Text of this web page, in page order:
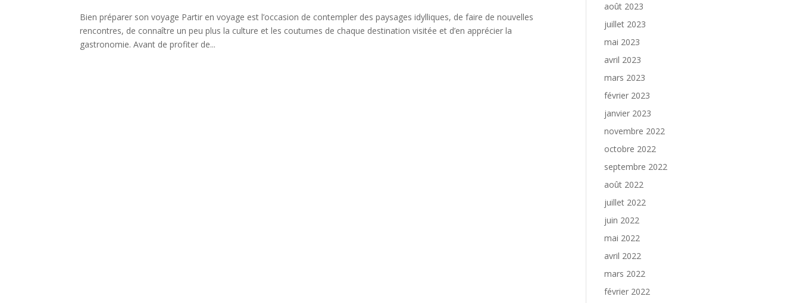
Bien préparer son voyage Partir en voyage est l’occasion de contempler des paysages idylliques, de faire de nouvelles
rencontres, de connaître un peu plus la culture et les coutumes de chaque destination visitée et d’en apprécier la
gastronomie. Avant de profiter de...
août 2023
juillet 2023
mai 2023
avril 2023
mars 2023
février 2023
janvier 2023
novembre 2022
octobre 2022
septembre 2022
août 2022
juillet 2022
juin 2022
mai 2022
avril 2022
mars 2022
février 2022